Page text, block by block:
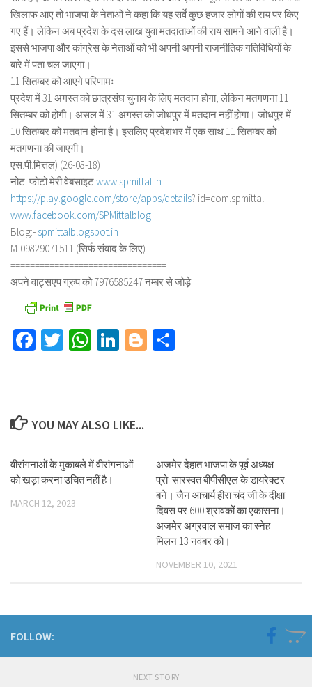
खिलाफ आए तो भाजपा के नेताओं ने कहा कि यह सर्वे कुछ हजार लोगों की राय पर किए
गए हैं। लेकिन अब प्रदेश के दस लाख युवा मतदाताओं की राय सामने आने वाली है।
इससे भाजपा और कांग्रेस के नेताओं को भी अपनी अपनी राजनीतिक गतिविधियों के
बारे में पता चल जाएगा।
11 सितम्बर को आएगे परिणामः
प्रदेश में 31 अगस्त को छात्रसंघ चुनाव के लिए मतदान होगा, लेकिन मतगणना 11
सितम्बर को होगी। असल में 31 अगस्त को जोधपुर में मतदान नहीं होगा। जोधपुर में
10 सितम्बर को मतदान होना है। इसलिए प्रदेशभर में एक साथ 11 सितम्बर को
मतगणना की जाएगी।
एस.पी.मित्तल) (26-08-18)
नोट: फोटो मेरी वेबसाइटwww.spmittal.in
https://play.google.com/store/apps/details? id=com.spmittal
www.facebook.com/SPMittalblog
Blog:- spmittalblogspot.in
M-09829071511 (सिर्फ संवाद के लिए)
================================
अपने वाट्सएप ग्रुप को 7976585247 नम्बर से जोड़े
Facebook
TwitterWhatsApp
LinkedIn
Blogger
YOU MAY ALSO LIKE...
वीरांगनाओं के मुकाबले में वीरांगनाओं
को खड़ा करना उचित नहीं है।
MARCH 12, 2023
अजमेर देहात भाजपा के पूर्व अध्यक्ष
प्रो. सारस्वत बीपीसीएल के डायरेक्टर
बने। जैन आचार्य हीरा चंद जी के दीक्षा
दिवस पर 600 श्रावकों का एकासना।
अजमेर अग्रवाल समाज का स्नेह
मिलन 13 नवंबर को।
NOVEMBER 10, 2021
FOLLOW:
NEXT STORY